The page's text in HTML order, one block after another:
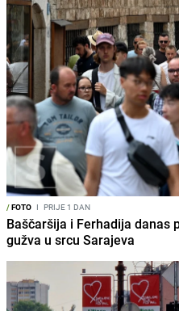
/FOTO I PRIJE 1 DAN
Baščaršija i Ferhadija danas
gužva u srcu Sarajeva